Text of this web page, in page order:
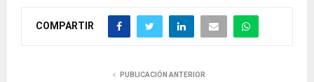
COMPARTIR
PUBLICACIÓN ANTERIOR